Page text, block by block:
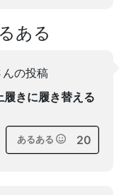
ある
の投稿
きに履き替える
あるある 20